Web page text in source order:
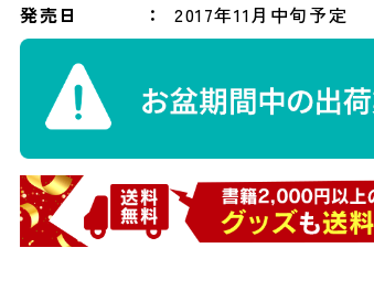
発売日 2017年11月中旬予定